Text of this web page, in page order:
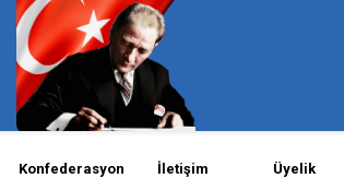
Konfederasyon İletişim Üyelik